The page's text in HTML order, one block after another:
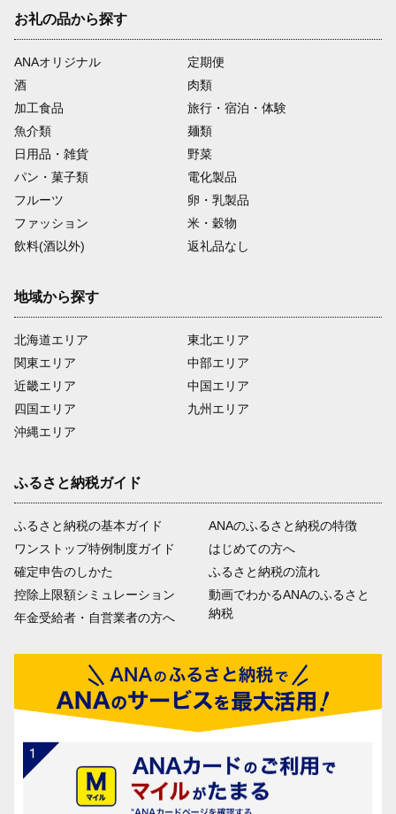
お礼の品から探す
ANAオリジナル
定期便
酒
肉類
加工食品
旅行・宿泊・体験
魚介類
麺類
日用品・雑貨
野菜
パン・菓子類
電化製品
フルーツ
卵・乳製品
ファッション
米・穀物
飲料(酒以外)
返礼品なし
地域から探す
北海道エリア
関東エリア
近畿エリア
四国エリア
沖縄エリア
東北エリア
中部エリア
中国エリア
九州エリア
ふるさと納税ガイド
ふるさと納税の基本ガイド
ワンストップ特例制度ガイド
確定申告のしかた
控除上限額シミュレーション
年金受給者・自営業者の方へ
ANAのふるさと納税の特徴
はじめての方へ
ふるさと納税の流れ
動画でわかるANAのふるさと
納税